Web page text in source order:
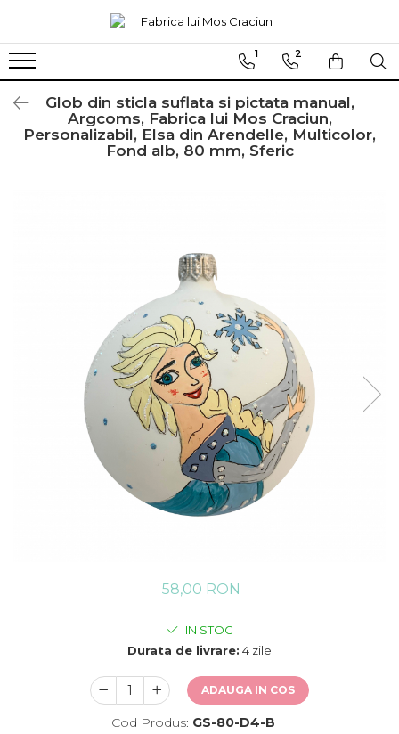
Ø120
Sferice
1 2
Glob din sticla suflata si pictata manual,
Argcoms, Fabrica lui Mos Craciun,
Personalizabil, Elsa din Arendelle, Multicolor,
Fond alb, 80 mm, Sferic
58,00 RON
IN STOC
Durata de livrare: 4 zile
ADAUGA IN COS
Cod Produs: GS-80-D4-B